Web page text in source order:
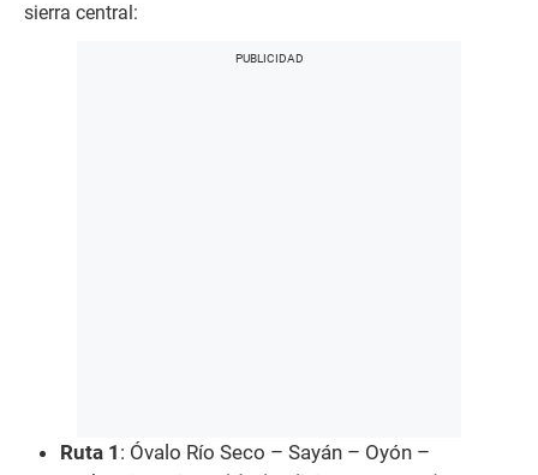
sierra central:
Ruta 1 : Óvalo Río Seco – Sayán – Oyón –